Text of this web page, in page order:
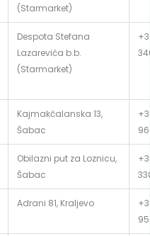
(Starmarket)
Despota Stefana
Lazarevića b.b.
(Starmarket)
Kajmakčalanska 13,
Šabac
Obilazni put za Loznicu,
Šabac
Adrani 81, Kraljevo